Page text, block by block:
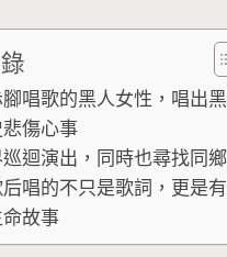
唱歌的黑人女性，唱出
傷心事
迴演出，同時也尋找同
唱的不只是歌詞，更是
故事